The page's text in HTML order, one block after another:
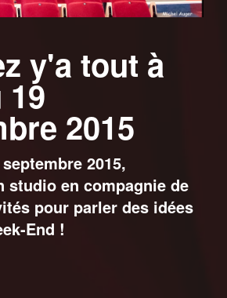
y'a tout à
2015
2015,
studio en compagnie de
pour parler des idées
End !